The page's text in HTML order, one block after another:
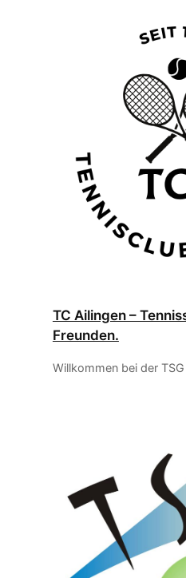
TC Ailingen –
Freunden.
Willkommen bei der